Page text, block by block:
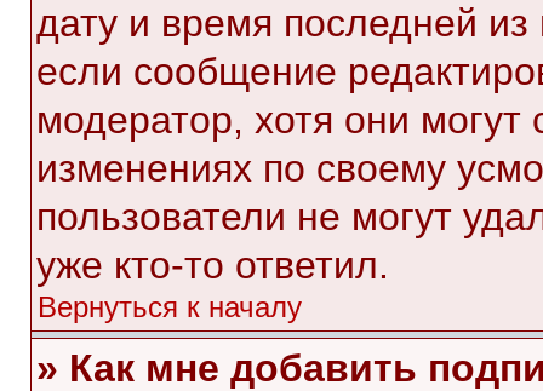
дату и время последней
если сообщение
модератор, хотя они
изменениях по своему
пользователи не могут
уже кто-то ответил.
Вернуться к началу
» Как мне добавить